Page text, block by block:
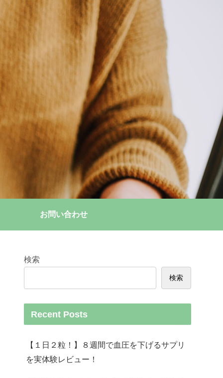
お問い合わせ
検索
検索
Recent Posts
【１日２粒！】８週間で血圧を下げるサプリ
を実体験レビュー！